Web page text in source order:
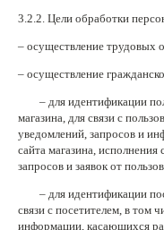
3.2.2. Цели обработки
– осуществление трудовых
– осуществление
– для идентификации
магазина, для связи с
уведомлений, запросов и
сайта магазина,
запросов и заявок от
– для идентификации
связи с посетителем, в том
информации, касающихся